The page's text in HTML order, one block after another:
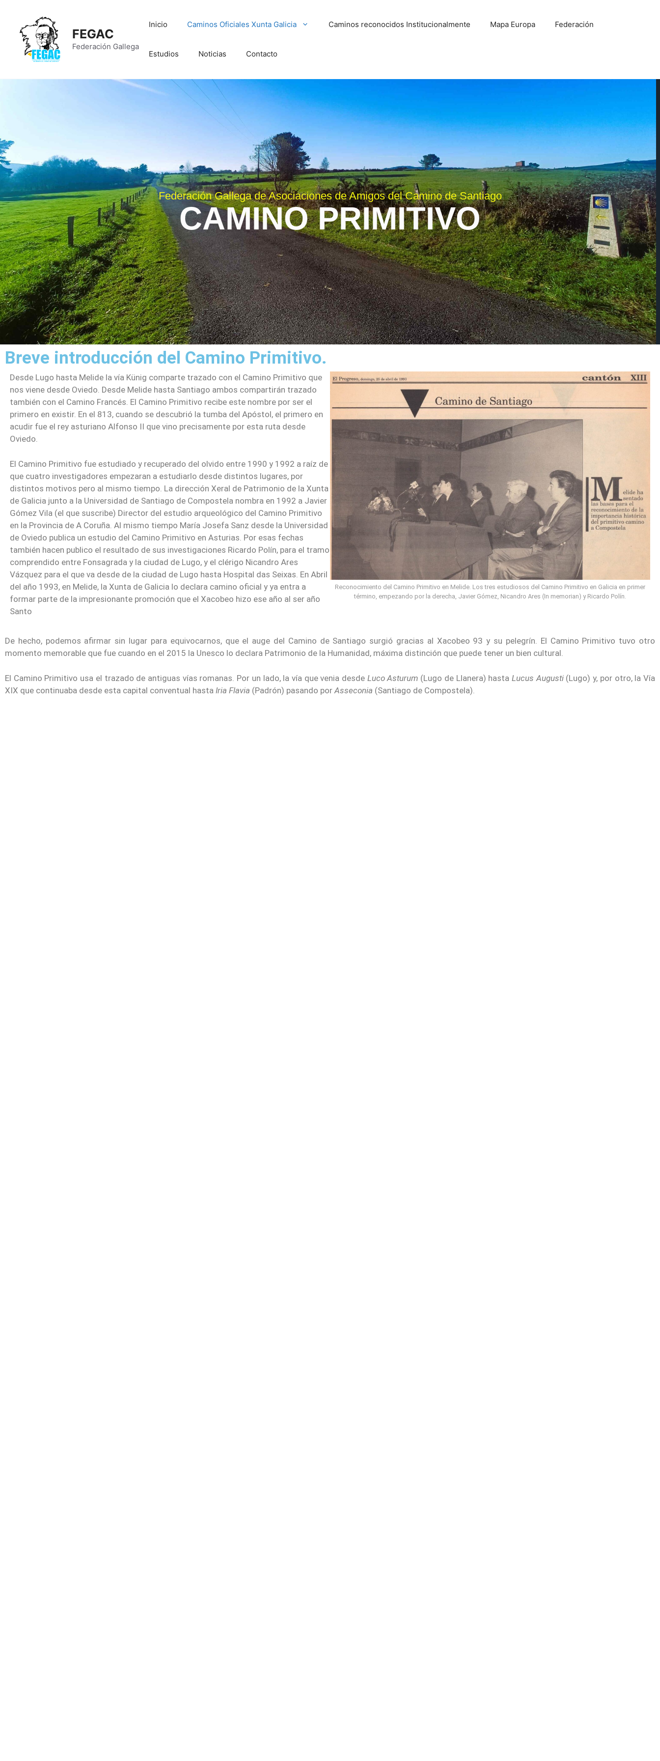
FEGAC
Federación Gallega
Inicio Caminos Oficiales Xunta Galicia Caminos reconocidos Institucionalmente Mapa Europa Federación
Estudios Noticias Contacto
Federación Gallega de Asociaciones de Amigos del Camino de Santiago
CAMINO PRIMITIVO
Breve introducción del Camino Primitivo.
Desde Lugo hasta Melide la vía Künig comparte trazado con el Camino Primitivo que
nos viene desde Oviedo. Desde Melide hasta Santiago ambos compartirán trazado
también con el Camino Francés. El Camino Primitivo recibe este nombre por ser el
primero en existir. En el 813, cuando se descubrió la tumba del Apóstol, el primero en
acudir fue el rey asturiano Alfonso II que vino precisamente por esta ruta desde
Oviedo.
El Camino Primitivo fue estudiado y recuperado del olvido entre 1990 y 1992 a raíz de
que cuatro investigadores empezaran a estudiarlo desde distintos lugares, por
distintos motivos pero al mismo tiempo. La dirección Xeral de Patrimonio de la Xunta
de Galicia junto a la Universidad de Santiago de Compostela nombra en 1992 a Javier
Gómez Vila (el que suscribe) Director del estudio arqueológico del Camino Primitivo
en la Provincia de A Coruña. Al mismo tiempo María Josefa Sanz desde la Universidad
de Oviedo publica un estudio del Camino Primitivo en Asturias. Por esas fechas
también hacen publico el resultado de sus investigaciones Ricardo Polín, para el tramo
comprendido entre Fonsagrada y la ciudad de Lugo, y el clérigo Nicandro Ares
Vázquez para el que va desde de la ciudad de Lugo hasta Hospital das Seixas. En Abril
del año 1993, en Melide, la Xunta de Galicia lo declara camino oficial y ya entra a
formar parte de la impresionante promoción que el Xacobeo hizo ese año al ser año
Santo
Reconocimiento del Camino Primitivo en Melide. Los tres estudiosos del Camino Primitivo en Galicia en primer
término, empezando por la derecha, Javier Gómez, Nicandro Ares (In memorian) y Ricardo Polín.
De hecho, podemos afirmar sin lugar para equivocarnos, que el auge del Camino de Santiago surgió gracias al Xacobeo 93 y su pelegrín. El Camino Primitivo tuvo otro
momento memorable que fue cuando en el 2015 la Unesco lo declara Patrimonio de la Humanidad, máxima distinción que puede tener un bien cultural.
El Camino Primitivo usa el trazado de antiguas vías romanas. Por un lado, la vía que venia desde Luco Asturum (Lugo de Llanera) hastaLucus Augusti (Lugo) y, por otro, la Vía
XIX que continuaba desde esta capital conventual hasta Iria Flavia (Padrón) pasando por Asseconia (Santiago de Compostela).